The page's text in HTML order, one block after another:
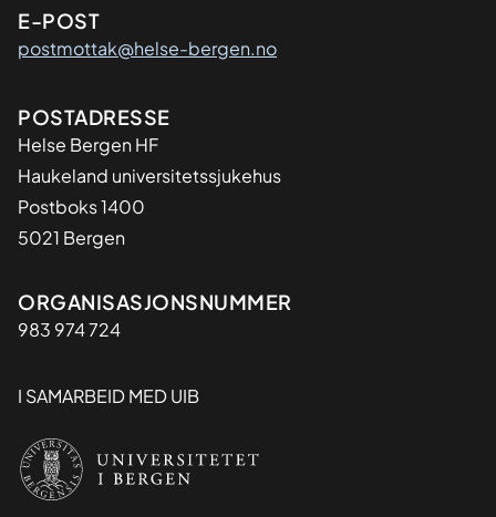
E-POST
postmottak@helse-bergen.no
Adresse
POSTADRESSE
Helse Bergen HF
Haukeland universitetssjukehus
Postboks 1400
5021 Bergen
Organisasjon
ORGANISASJONSNUMMER
983 974 724
I SAMARBEID MED UIB